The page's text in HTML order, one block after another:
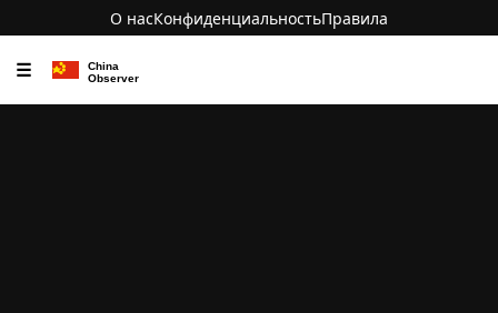
О насКонфиденциальностьПравила
☰